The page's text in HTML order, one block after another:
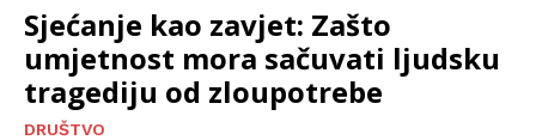
Sjećanje kao zavjet: Zašto
umjetnost mora sačuvati ljudsku
tragediju od zloupotrebe
DRUŠTVO